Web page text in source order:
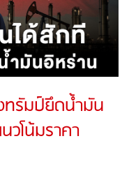
รัมป์ยึดน้ำมัน
วโน้มราคา